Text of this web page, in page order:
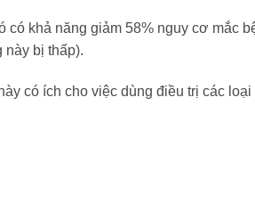
khả năng giảm 58% nguy cơ mắc
này bị thấp).
có ích cho việc dùng điều trị các